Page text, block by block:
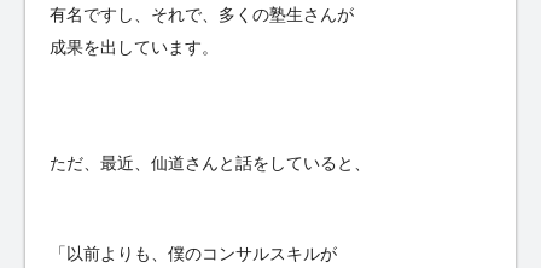
有名ですし、それで、多くの塾生さんが
成果を出しています。
ただ、最近、仙道さんと話をしていると、
「以前よりも、僕のコンサルスキルが